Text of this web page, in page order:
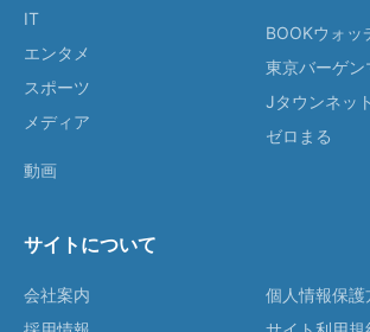
IT
エンタメ
スポーツ
メディア
動画
BOOKウォッ
東京バーゲン
Jタウンネット
ゼロまる
サイトについて
会社案内
個人情報保護